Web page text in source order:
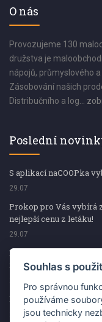
O nás
Provozujeme 130
družstva je
nápojů, průmyslového
Zásobování našich
Distribučního a log...
Poslední
S aplikací naCOOPka
29.07
Prokop pro Vás vybírá
nejlepší cenu z letáku!
29.07
Prokop pro Vás vybírá
nejlepší cenu z letáku!
Kup špekáčky od
29.07
Souhlas s
Pro správnou
používáme
jsou technicky